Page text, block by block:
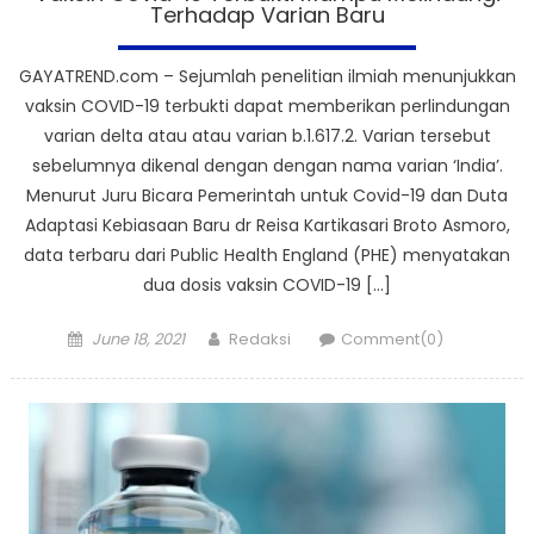
Terhadap Varian Baru
GAYATREND.com – Sejumlah penelitian ilmiah menunjukkan
vaksin COVID-19 terbukti dapat memberikan perlindungan
varian delta atau atau varian b.1.617.2. Varian tersebut
sebelumnya dikenal dengan dengan nama varian ‘India’.
Menurut Juru Bicara Pemerintah untuk Covid-19 dan Duta
Adaptasi Kebiasaan Baru dr Reisa Kartikasari Broto Asmoro,
data terbaru dari Public Health England (PHE) menyatakan
dua dosis vaksin COVID-19 […]
Posted
June 18, 2021 Author
Redaksi Comment(0)